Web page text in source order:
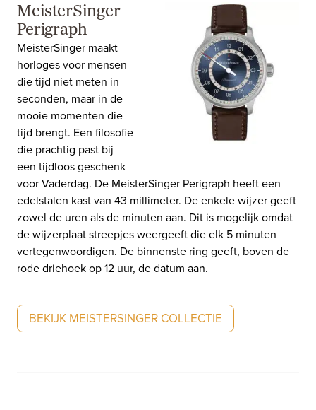
MeisterSinger
Perigraph
MeisterSinger maakt
horloges voor mensen
die tijd niet meten in
seconden, maar in de
mooie momenten die
tijd brengt. Een filosofie
die prachtig past bij
een tijdloos geschenk
voor Vaderdag. De MeisterSinger Perigraph heeft een
edelstalen kast van 43 millimeter. De enkele wijzer geeft
zowel de uren als de minuten aan. Dit is mogelijk omdat
de wijzerplaat streepjes weergeeft die elk 5 minuten
vertegenwoordigen. De binnenste ring geeft, boven de
rode driehoek op 12 uur, de datum aan.
BEKIJK MEISTERSINGER COLLECTIE